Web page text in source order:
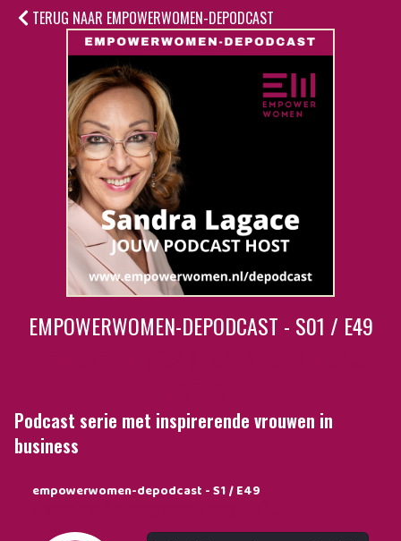
TERUG NAAR EMPOWERWOMEN-DEPODCAST
EMPOWERWOMEN-DEPODCAST - S01 / E49
Podcast serie met inspirerende vrouwen in
business